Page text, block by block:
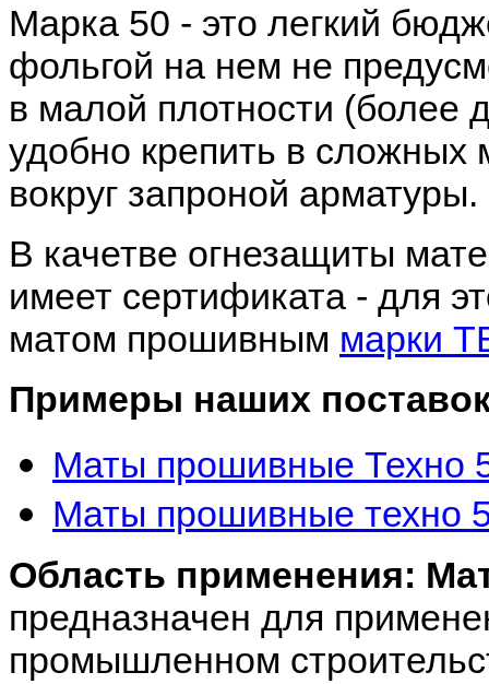
Марка 50 - это легкий
фольгой на нем не
в малой плотности (более
удобно крепить в сложных
вокруг запроной арматуры.
В качетве огнезащиты
имеет сертификата - для
матом прошивным марки
Примеры наших
Маты прошивные Техно
Маты прошивные техно
Область применения:
предназначен для
промышленном